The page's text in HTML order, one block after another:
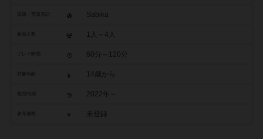
Sabika
参加人数 1人～4人
60分～120分
14歳から
2022年～
参考価格 未登録